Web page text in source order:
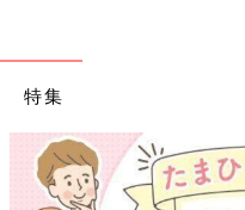
特集